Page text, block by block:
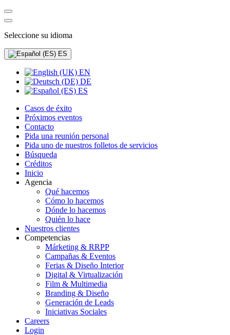
Seleccione su idioma
ES
EN
DE
ES
Casos de éxito
Próximos eventos
Contacto
Pida una reunión personal
Pida uno de nuestros folletos de servicios
Búsqueda
Créditos
Inicio
Agencia
Qué hacemos
Cómo lo hacemos
Dónde lo hacemos
Quién lo hace
Nuestros clientes
Competencias
Márketing & RRPP
Campañas & Eventos
Ferias & Diseño Interior
Digital & Virtualización
Film & Multimedia
Branding & Diseño
Generación de Leads
Iniciativas Sociales
Careers
Login